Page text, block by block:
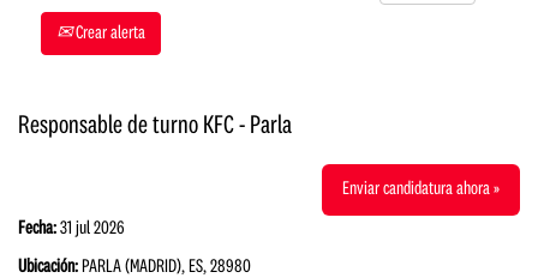
Crear alerta
Responsable de turno KFC - Parla
Enviar candidatura ahora »
Fecha:31 jul 2026
Ubicación: PARLA (MADRID), ES, 28980